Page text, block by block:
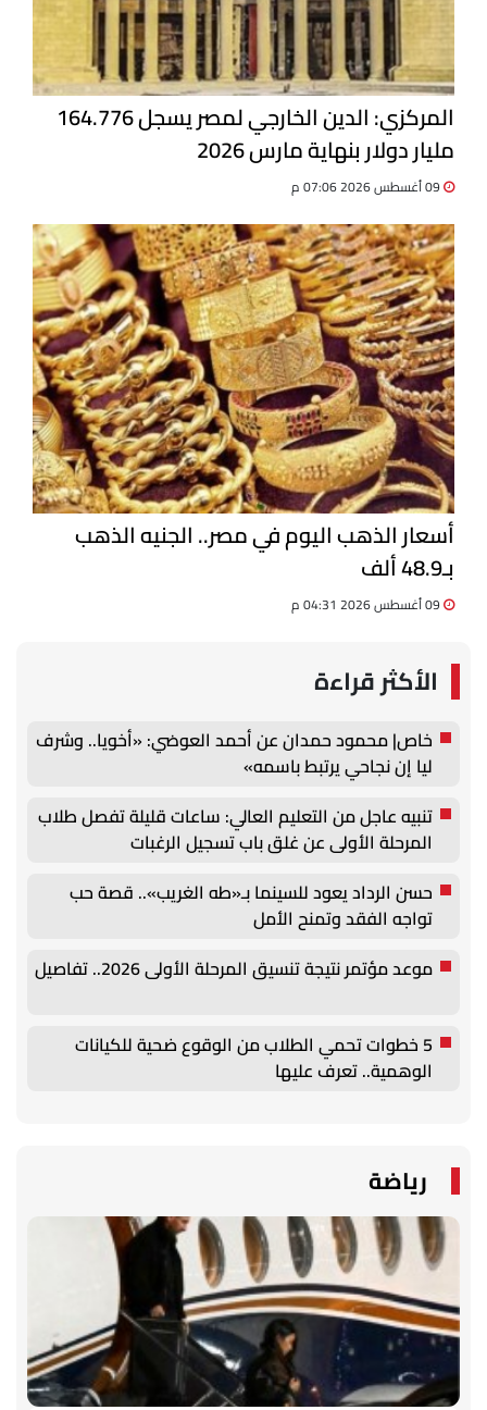
المركزي: الدين الخارجي لمصر يسجل 164.776
مليار دولار بنهاية مارس 2026
أسعار الذهب اليوم في مصر.. الجنيه الذهب
بـ48.9 ألف
الأكثر قراءة
خاص| محمود حمدان عن أحمد العوضي: «أخويا.. وشرف
ليا إن نجاحي يرتبط باسمه»
تنبيه عاجل من التعليم العالي: ساعات قليلة تفصل طلاب
المرحلة الأولى عن غلق باب تسجيل الرغبات
حسن الرداد يعود للسينما بـ«طه الغريب».. قصة حب
تواجه الفقد وتمنح الأمل
موعد مؤتمر نتيجة تنسيق المرحلة الأولى 2026.. تفاصيل
5 خطوات تحمي الطلاب من الوقوع ضحية للكيانات
الوهمية.. تعرف عليها
رياضة